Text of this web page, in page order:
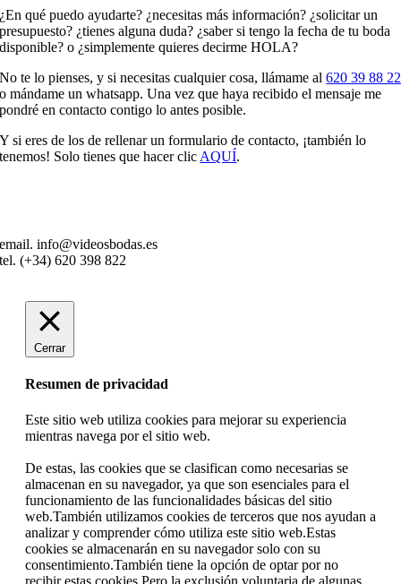
¿En qué puedo ayudarte? ¿necesitas más información? ¿solicitar un
presupuesto? ¿tienes alguna duda? ¿saber si tengo la fecha de tu boda
disponible? o ¿simplemente quieres decirme HOLA?
No te lo pienses, y si necesitas cualquier cosa, llámame al620 39 88 22
o mándame un whatsapp. Una vez que haya recibido el mensaje me
pondré en contacto contigo lo antes posible.
Y si eres de los de rellenar un formulario de contacto, ¡también lo
tenemos! Solo tienes que hacer clic AQUÍ.
email. info@videosbodas.es
tel. (+34) 620 398 822
Cerrar
Resumen de privacidad
Este sitio web utiliza cookies para mejorar su experiencia
mientras navega por el sitio web.
De estas, las cookies que se clasifican como necesarias se
almacenan en su navegador, ya que son esenciales para el
funcionamiento de las funcionalidades básicas del sitio
web.También utilizamos cookies de terceros que nos ayudan a
analizar y comprender cómo utiliza este sitio web.Estas
cookies se almacenarán en su navegador solo con su
consentimiento.También tiene la opción de optar por no
recibir estas cookies.Pero la exclusión voluntaria de algunas